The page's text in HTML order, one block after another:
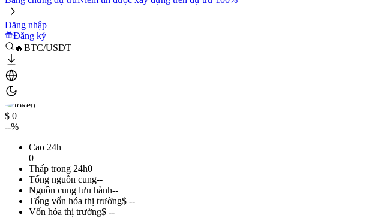
Đăng nhập
Đăng ký
🔥BTC/USDT
$ 0
--%
Cao 24h
0
Thấp trong 24h0
Tổng nguồn cung--
Nguồn cung lưu hành--
Tổng vốn hóa thị trường$ --
Vốn hóa thị trường$ --